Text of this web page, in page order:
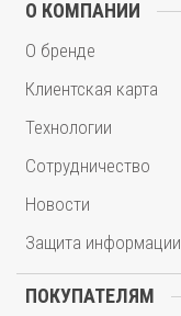
О КОМПАНИИ
О бренде
Клиентская карта
Технологии
Сотрудничество
Новости
Защита информации
ПОКУПАТЕЛЯМ